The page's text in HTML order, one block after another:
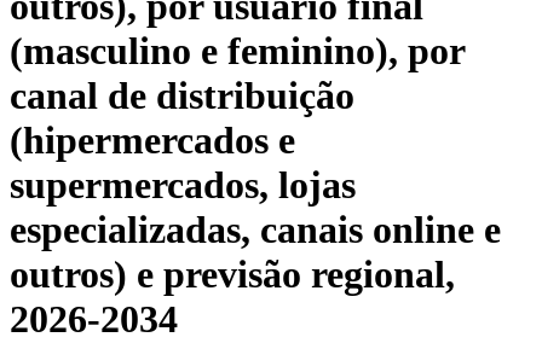
(masculino e feminino), por
canal de distribuição
(hipermercados e
supermercados, lojas
especializadas, canais online e
outros) e previsão regional,
2026-2034